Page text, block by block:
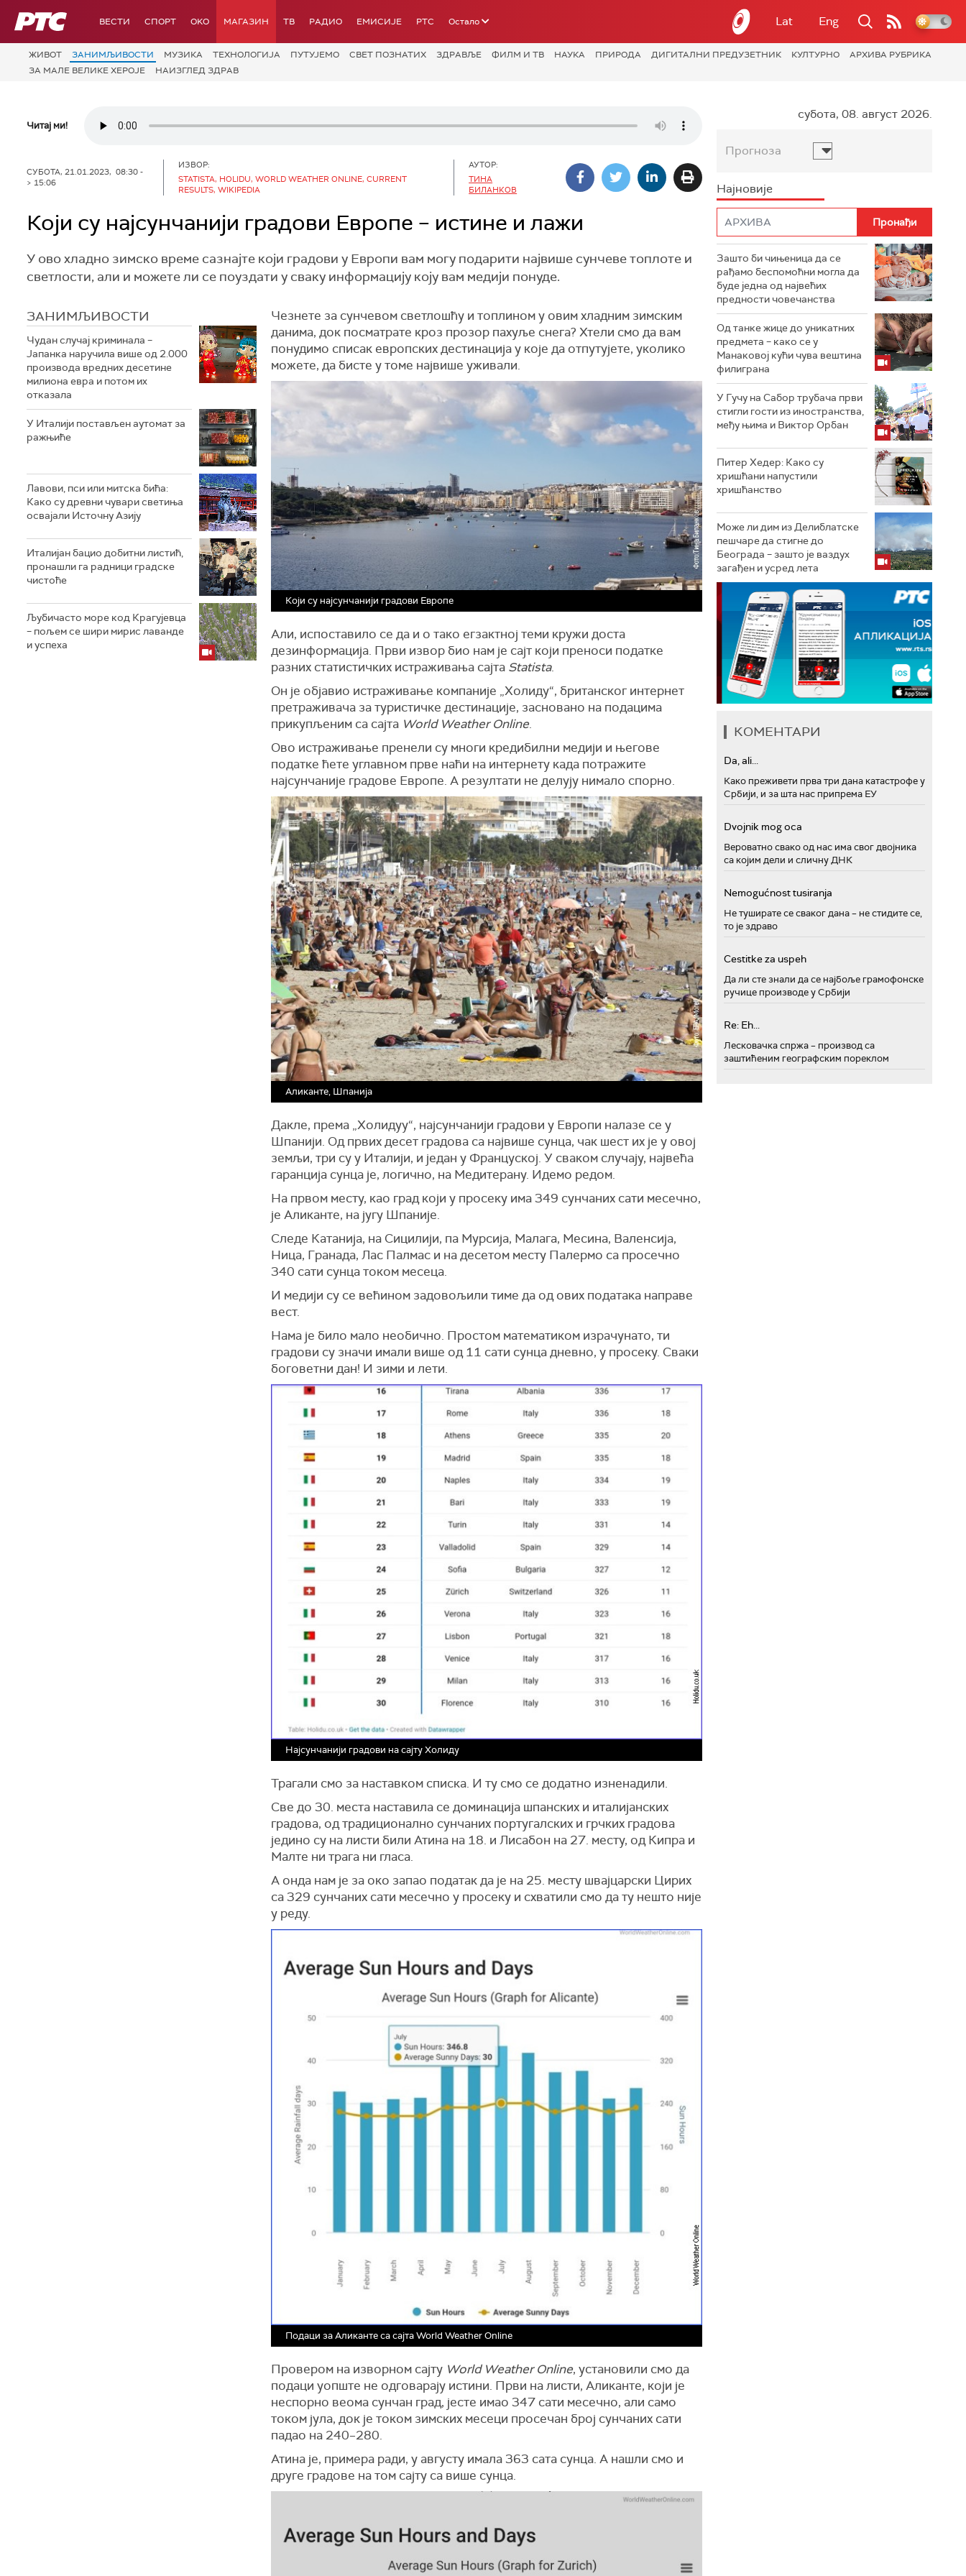
РТС ВЕСТИ СПОРТ OKO МАГАЗИН ТВ РАДИО ЕМИСИЈЕ РТС Остало Lat Eng
ЖИВОТ ЗАНИМЉИВОСТИ МУЗИКА ТЕХНОЛОГИЈA ПУТУЈЕМО СВЕТ ПОЗНАТИХ ЗДРАВЉЕ ФИЛМ И ТВ НАУКА ПРИРОДА ДИГИТАЛНИ ПРЕДУЗЕТНИК КУЛТУРНО
АРХИВА РУБРИКА
ЗА МАЛЕ ВЕЛИКЕ ХЕРОЈЕ
НАИЗГЛЕД ЗДРАВ
Читај ми!
СУБОТА, 21.01.2023, 08:30 -
> 15:06
ИЗВОР:
STATISTA, HOLIDU, WORLD WEATHER ONLINE, CURRENT
RESULTS, WIKIPEDIA
АУТОР:
ТИНА
БИЛАНКОВ
Који су најсунчанији градови Европе – истине и лажи
У ово хладно зимско време сазнајте који градови у Европи вам могу подарити највише сунчеве топлоте и
светлости, али и можете ли се поуздати у сваку информацију коју вам медији понуде.
ЗАНИМЉИВОСТИ
Чудан случај криминала –
Јапанка наручила више од 2.000
производа вредних десетине
милиона евра и потом их
отказала
У Италији постављен аутомат за
ражњиће
Лавови, пси или митска бића:
Како су древни чувари светиња
освајали Источну Азију
Италијан бацио добитни листић,
пронашли га радници градске
чистоће
Љубичасто море код Крагујевца
– пољем се шири мирис лаванде
и успеха
Чезнете за сунчевом светлошћу и топлином у овим хладним зимским
данима, док посматрате кроз прозор пахуље снега? Хтели смо да вам
понудимо списак европских дестинација у које да отпутујете, уколико
можете, да бисте у томе највише уживали.
Који су најсунчанији градови Европе
Али, испоставило се да и о тако егзактној теми кружи доста
дезинформација. Први извор био нам је сајт који преноси податке
разних статистичких истраживања сајта Statista.
Он је објавио истраживање компаније „Холиду“, британског интернет
претраживача за туристичке дестинације, засновано на подацима
прикупљеним са сајта World Weather Online.
Ово истраживање пренели су многи кредибилни медији и његове
податке ћете углавном прве наћи на интернету када потражите
најсунчаније градове Европе. А резултати не делују нимало спорно.
Аликанте, Шпанија
Дакле, према „Холидуу“, најсунчанији градови у Европи налазе се у
Шпанији. Од првих десет градова са највише сунца, чак шест их је у овој
земљи, три су у Италији, и један у Француској. У сваком случају, највећа
гаранција сунца је, логично, на Медитерану. Идемо редом.
На првом месту, као град који у просеку има 349 сунчаних сати месечно,
је Аликанте, на југу Шпаније.
Следе Катанија, на Сицилији, па Мурсија, Малага, Месина, Валенсија,
Ница, Гранада, Лас Палмас и на десетом месту Палермо са просечно
340 сати сунца током месеца.
И медији су се већином задовољили тиме да од ових података направе
вест.
Нама је било мало необично. Простом математиком израчунато, ти
градови су значи имали више од 11 сати сунца дневно, у просеку. Сваки
боговетни дан! И зими и лети.
Најсунчанији градови на сајту Холиду
Трагали смо за наставком списка. И ту смо се додатно изненадили.
Све до 30. места наставила се доминација шпанских и италијанских
градова, од традиционално сунчаних португалских и грчких градова
једино су на листи били Атина на 18. и Лисабон на 27. месту, од Кипра и
Малте ни трага ни гласа.
А онда нам је за око запао податак да је на 25. месту швајцарски Цирих
са 329 сунчаних сати месечно у просеку и схватили смо да ту нешто није
у реду.
Подаци за Аликанте са сајта World Weather Online
Провером на изворном сајту World Weather Online, установили смо да
подаци уопште не одговарају истини. Први на листи, Аликанте, који је
неспорно веома сунчан град, јесте имао 347 сати месечно, али само
током јула, док је током зимских месеци просечан број сунчаних сати
падао на 240–280.
Атина је, примера ради, у августу имала 363 сата сунца. А нашли смо и
друге градове на том сајту са више сунца.
субота, 08. август 2026.
Прогноза
Најновије
Зашто би чињеница да се
рађамо беспомоћни могла да
буде једна од највећих
предности човечанства
Од танке жице до уникатних
предмета – како се у
Манаковој кући чува вештина
филиграна
У Гучу на Сабор трубача први
стигли гости из иностранства,
међу њима и Виктор Орбан
Питер Хедер: Како су
хришћани напустили
хришћанство
Може ли дим из Делиблатске
пешчаре да стигне до
Београда – зашто је ваздух
загађен и усред лета
КОМЕНТАРИ
Da, ali...
Како преживети прва три дана катастрофе у
Србији, и за шта нас припрема ЕУ
Dvojnik mog oca
Вероватно свако од нас има свог двојника
са којим дели и сличну ДНК
Nemogućnost tusiranja
Не туширате се сваког дана – не стидите се,
то је здраво
Cestitke za uspeh
Да ли сте знали да се најбоље грамофонске
ручице производе у Србији
Re: Eh...
Лесковачка спржа – производ са
заштићеним географским пореклом